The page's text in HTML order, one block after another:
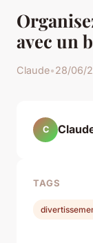
avec un
Claude•28/06/
C
TAGS